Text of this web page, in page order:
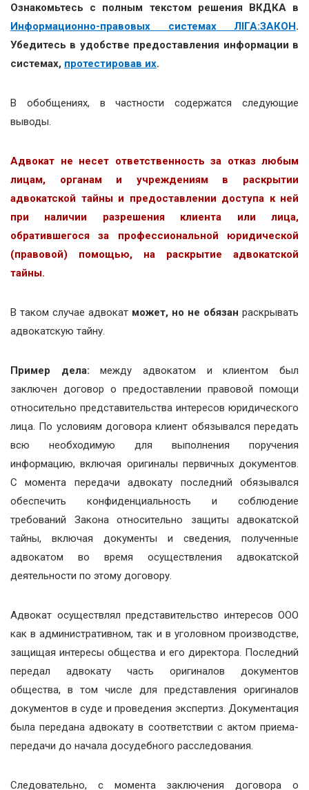
Ознакомьтесь с полным текстом решения ВКДКА в
Информационно-правовых системах ЛІГА:ЗАКОН.
Убедитесь в удобстве предоставления информации в
системах, протестировав их.
В обобщениях, в частности содержатся следующие
выводы.
Адвокат не несет ответственность за отказ любым
лицам, органам и учреждениям в раскрытии
адвокатской тайны и предоставлении доступа к ней
при наличии разрешения клиента или лица,
обратившегося за профессиональной юридической
(правовой) помощью, на раскрытие адвокатской
тайны.
В таком случае адвокат может, но не обязан раскрывать
адвокатскую тайну.
Пример дела: между адвокатом и клиентом был
заключен договор о предоставлении правовой помощи
относительно представительства интересов юридического
лица. По условиям договора клиент обязывался передать
всю необходимую для выполнения поручения
информацию, включая оригиналы первичных документов.
С момента передачи адвокату последний обязывался
обеспечить конфиденциальность и соблюдение
требований Закона относительно защиты адвокатской
тайны, включая документы и сведения, полученные
адвокатом во время осуществления адвокатской
деятельности по этому договору.
Адвокат осуществлял представительство интересов ООО
как в административном, так и в уголовном производстве,
защищая интересы общества и его директора. Последний
передал адвокату часть оригиналов документов
общества, в том числе для представления оригиналов
документов в суде и проведения экспертиз. Документация
была передана адвокату в соответствии с актом приема-
передачи до начала досудебного расследования.
Следовательно, с момента заключения договора о